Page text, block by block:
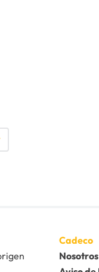
estrellas
Cadeco
Nosotros